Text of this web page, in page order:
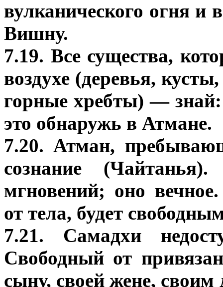
вулканического огня и
Вишну.
7.19. Все существа,
воздухе (деревья,
горные хребты) —
это обнаружь в Атмане.
7.20. Атман,
сознание
мгновений; оно
от тела, будет
7.21. Самадхи
Свободный от
сыну, своей жене,